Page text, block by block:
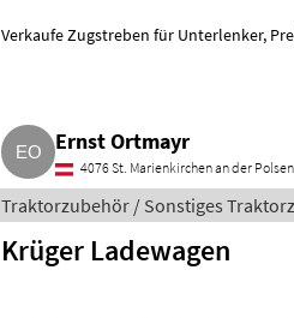
Ernst Ortmayr
4076 St. Marienkirchen an der
Traktorzubehör / Sonstiges
Krüger Ladewagen